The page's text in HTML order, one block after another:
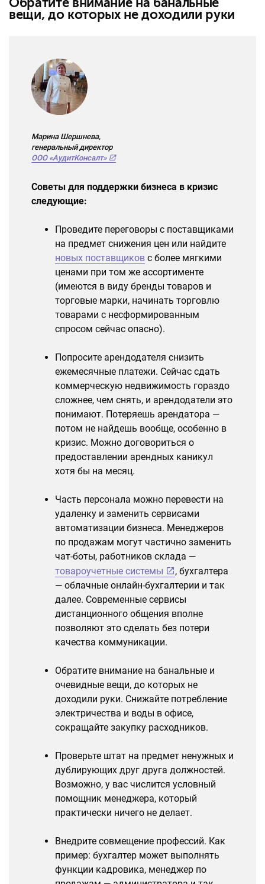
Обратите внимание на банальные
вещи, до которых не доходили руки
Марина Шершнева,
генеральный директор
ООО «АудитКонсалт»
Советы для поддержки бизнеса в кризис
следующие:
Проведите переговоры с поставщиками
на предмет снижения цен или найдите
новых поставщиков с более мягкими
ценами при том же ассортименте
(имеются в виду бренды товаров и
торговые марки, начинать торговлю
товарами с несформированным
спросом сейчас опасно).
Попросите арендодателя снизить
ежемесячные платежи. Сейчас сдать
коммерческую недвижимость гораздо
сложнее, чем снять, и арендодатели это
понимают. Потеряешь арендатора —
потом не найдешь вообще, особенно в
кризис. Можно договориться о
предоставлении арендных каникул
хотя бы на месяц.
Часть персонала можно перевести на
удаленку и заменить сервисами
автоматизации бизнеса. Менеджеров
по продажам могут частично заменить
чат-боты, работников склада —
товароучетные системы
, бухгалтера
— облачные онлайн-бухгалтерии и так
далее. Современные сервисы
дистанционного общения вполне
позволяют это сделать без потери
качества коммуникации.
Обратите внимание на банальные и
очевидные вещи, до которых не
доходили руки. Снижайте потребление
электричества и воды в офисе,
сокращайте закупку расходников.
Проверьте штат на предмет ненужных и
дублирующих друг друга должностей.
Возможно, у вас числится условный
помощник менеджера, который
практически ничего не делает.
Внедрите совмещение профессий. Как
пример: бухгалтер может выполнять
функции кадровика, менеджер по